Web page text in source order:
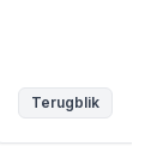
Terugblik